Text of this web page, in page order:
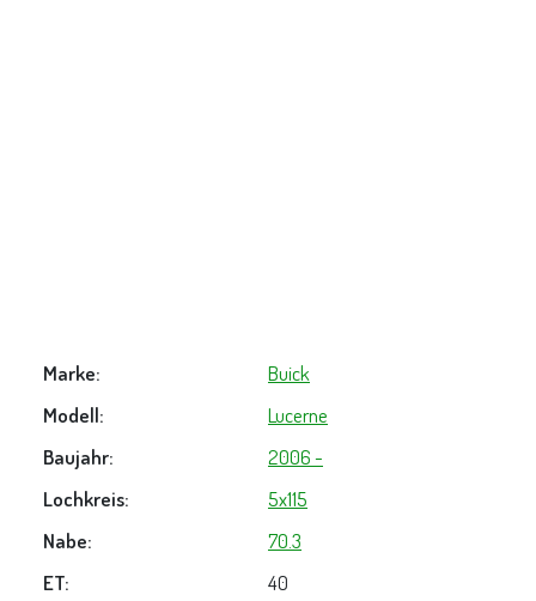
Marke:
Buick
Modell:
Lucerne
Baujahr:
2006 -
Lochkreis:
5x115
Nabe:
70.3
ET:
40